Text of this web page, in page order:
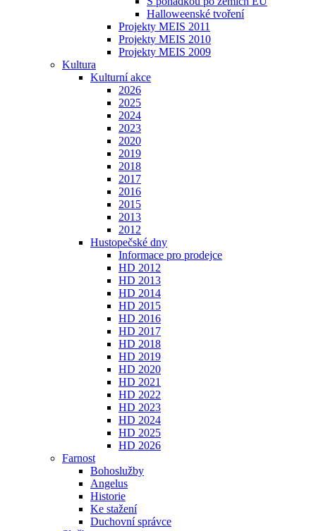
Halloweenské tvoření
Projekty MEIS 2011
Projekty MEIS 2010
Projekty MEIS 2009
Kultura
Kulturní akce
2026
2025
2024
2023
2020
2019
2018
2017
2016
2015
2013
2012
Hustopečské dny
Informace pro prodejce
HD 2012
HD 2013
HD 2014
HD 2015
HD 2016
HD 2017
HD 2018
HD 2019
HD 2020
HD 2021
HD 2022
HD 2023
HD 2024
HD 2025
HD 2026
Farnost
Bohoslužby
Angelus
Historie
Ke stažení
Duchovní správce